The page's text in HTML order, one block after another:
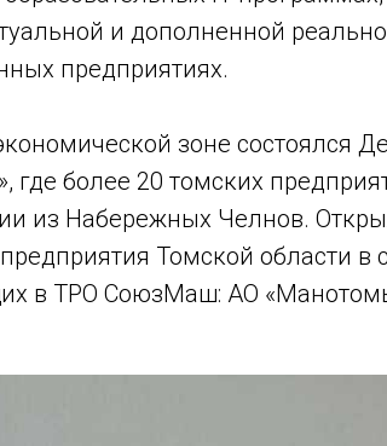
и дополненной
предприятиях.
зоне состоялся
более 20 томских
из Набережных Челнов.
Томской области в
в ТРО СоюзМаш: АО